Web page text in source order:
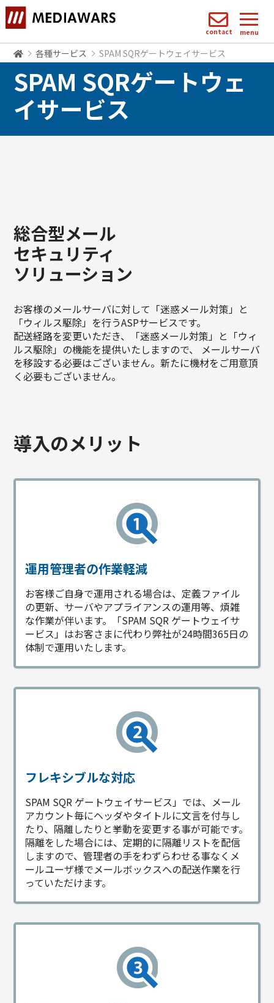
menu
contact
各種サービス SPAM SQRゲートウェイサービス
SPAM SQRゲートウェ
イサービス
総合型メール
セキュリティ
ソリューション
お客様のメールサーバに対して「迷惑メール対策」と
「ウィルス駆除」を行うASPサービスです。
配送経路を変更いただき、「迷惑メール対策」と「ウィ
ルス駆除」の機能を提供いたしますので、
メールサーバ
を移設する必要はございません。新たに機材をご用意頂
く必要もございません。
導入のメリット
運用管理者の作業軽減
お客様ご自身で運用される場合は、定義ファイル
の更新、サーバやアプライアンスの運用等、煩雑
な作業が伴います。「SPAM SQR ゲートウェイサ
ービス」はお客さまに代わり弊社が24時間365日の
体制で運用いたします。
フレキシブルな対応
SPAM SQR ゲートウェイサービス」では、メール
アカウント毎にヘッダやタイトルに文言を付与し
たり、隔離したりと挙動を変更する事が可能です。
隔離をした場合には、定期的に隔離リストを配信
しますので、管理者の手をわずらわせる事なくメ
ールユーザ様でメールボックスへの配送作業を行
っていただけます。